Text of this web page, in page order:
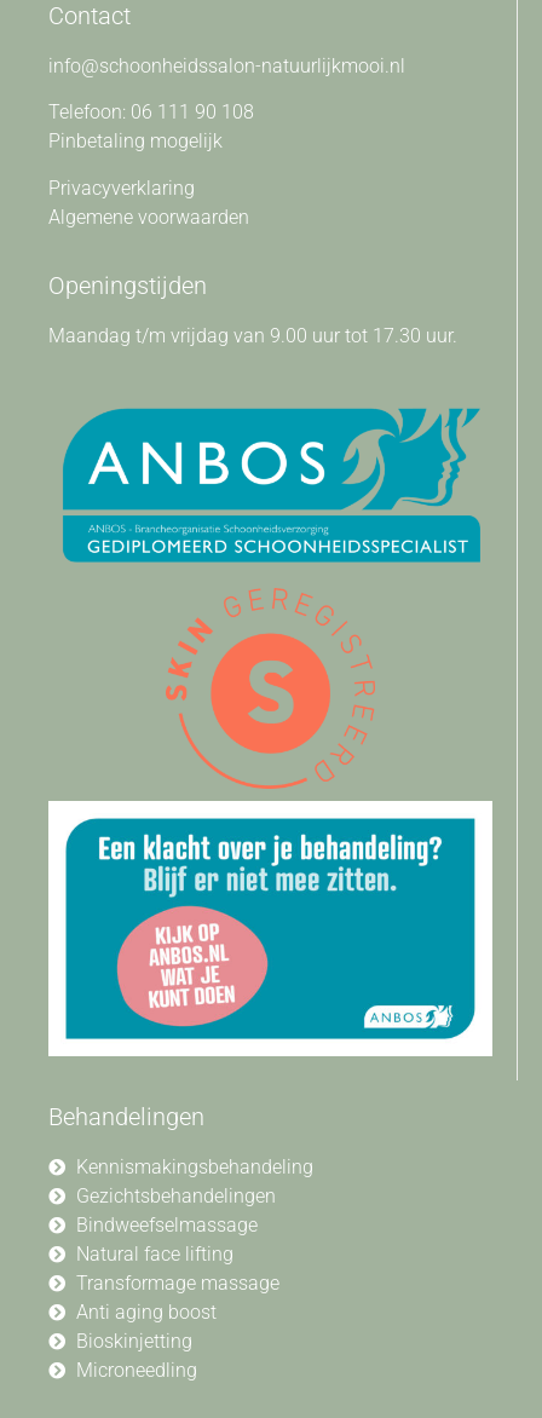
Contact
info@schoonheidssalon-natuurlijkmooi.nl
Telefoon: 06 111 90 108
Pinbetaling mogelijk
Privacyverklaring
Algemene voorwaarden
Openingstijden
Maandag t/m vrijdag van 9.00 uur tot 17.30 uur.
Behandelingen
Kennismakingsbehandeling
Gezichtsbehandelingen
Bindweefselmassage
Natural face lifting
Transformage massage
Anti aging boost
Bioskinjetting
Microneedling